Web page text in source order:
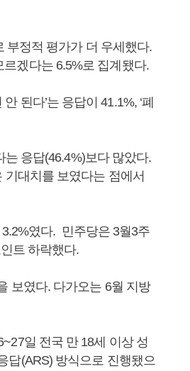
부정적 평가가 더 우세했다.
르겠다는 6.5%로 집계됐다.
된다’는 응답이 41.1%, ‘폐
응답(46.4%)보다 많았다.
대치를 보였다는 점에서
였다. 민주당은 3월3주
트 하락했다.
보였다. 다가오는 6월 지방
일 전국 만 18세 이상 성
답(ARS) 방식으로 진행됐으